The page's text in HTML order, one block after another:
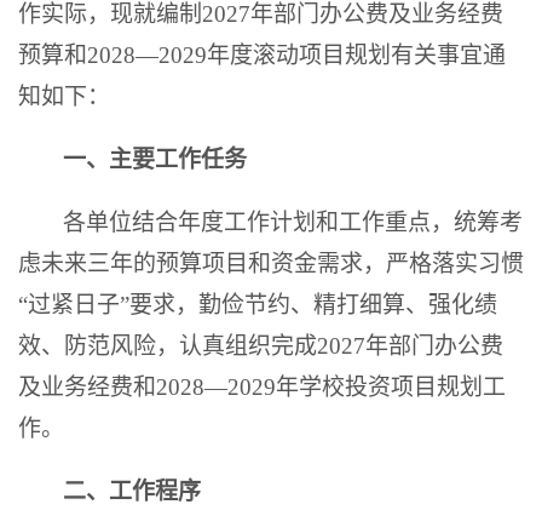
作实际，现就编制2027年部门办公费及业务经费
预算和2028—2029年度滚动项目规划有关事宜通
知如下：
一、主要工作任务
各单位结合年度工作计划和工作重点，统筹考
虑未来三年的预算项目和资金需求，严格落实习惯
“过紧日子”要求，勤俭节约、精打细算、强化绩
效、防范风险，认真组织完成2027年部门办公费
及业务经费和2028—2029年学校投资项目规划工
作。
二、工作程序